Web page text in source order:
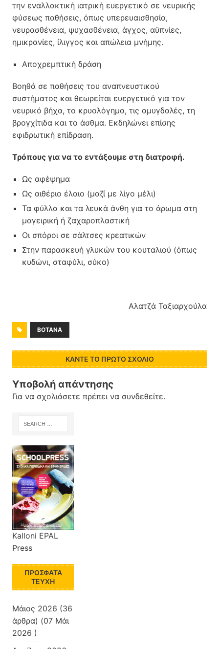
την εναλλακτική ιατρική ευεργετικό σε νευρικής
φύσεως παθήσεις, όπως υπερευαισθησία,
νευρασθένεια, ψυχασθένεια, άγχος, αϋπνίες,
ημικρανίες, ίλιγγος και απώλεια μνήμης.
Αποχρεμπτική δράση
Βοηθά σε παθήσεις του αναπνευστικού
συστήματος και θεωρείται ευεργετικό για τον
νευρικό βήχα, το κρυολόγημα, τις αμυγδαλές, τη
βρογχίτιδα και το άσθμα. Εκδηλώνει επίσης
εφιδρωτική επίδραση.
Τρόπους για να το εντάξουμε στη διατροφή.
Ως αφέψημα
Ως αιθέριο έλαιο (μαζί με λίγο μέλι)
Τα φύλλα και τα λευκά άνθη για το άρωμα στη
μαγειρική ή ζαχαροπλαστική
Οι σπόροι σε σάλτσες κρεατικών
Στην παρασκευή γλυκών του κουταλιού (όπως
κυδώνι, σταφύλι, σύκο)
Αλατζά Ταξιαρχούλα
ΒΟΤΑΝΑ
ΚΆΝΤΕ ΤΟ ΠΡΏΤΟ ΣΧΌΛΙΟ
Υποβολή απάντησης
Για να σχολιάσετε πρέπει να συνδεθείτε.
Kalloni EPAL
Press
ΠΡΌΣΦΑΤΑ
ΤΕΎΧΗ
Μάιος 2026 (36
άρθρα) (07 Μάι
2026 )